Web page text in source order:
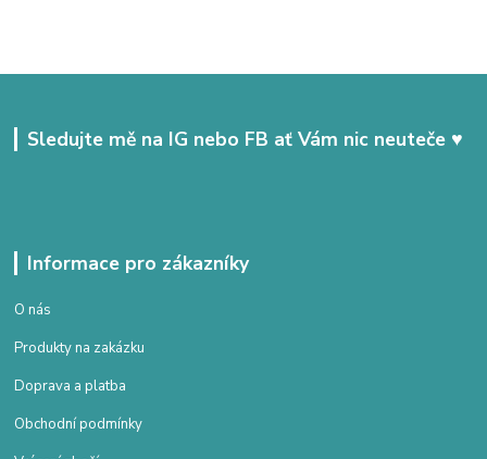
Sledujte mě na IG nebo FB ať Vám nic neuteče ♥
Informace pro zákazníky
O nás
Produkty na zakázku
Doprava a platba
Obchodní podmínky